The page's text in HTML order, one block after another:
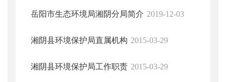
岳阳市生态环境局湘阴分局简介 2019-12-03
湘阴县环境保护局直属机构 2015-03-29
湘阴县环境保护局工作职责 2015-03-29